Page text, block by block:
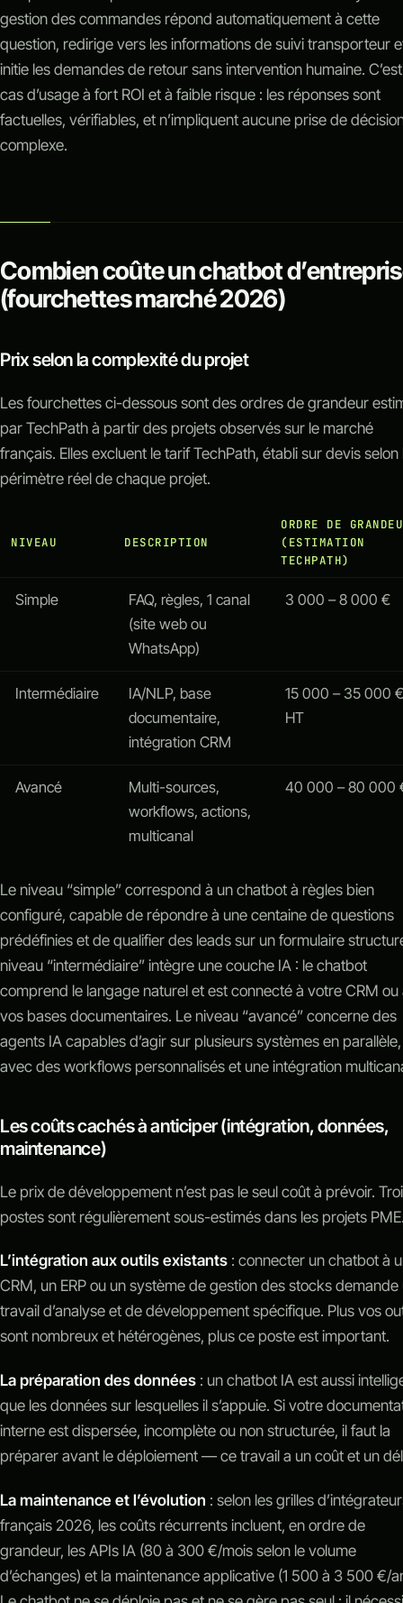
gestion des commandes répond automatiquement à cette
question, redirige vers les informations de suivi transporteur
initie les demandes de retour sans intervention humaine.
cas d’usage à fort ROI et à faible risque : les réponses sont
factuelles, vérifiables, et n’impliquent aucune prise de
complexe.
Combien coûte un chatbot
(fourchettes marché 2026)
Prix selon la complexité du projet
Les fourchettes ci-dessous sont des ordres de grandeur
par TechPath à partir des projets observés sur le marché
français. Elles excluent le tarif TechPath, établi sur devis selon
périmètre réel de chaque projet.
NIVEAU DESCRIPTION
ORDRE DE
(ESTIMATION
TECHPATH)
Simple
FAQ, règles, 1 canal
(site web ou
WhatsApp)
3 000 – 8 000 €
Intermédiaire
IA/NLP, base
documentaire,
intégration CRM
15 000 – 35 000 €
HT
Avancé
Multi-sources,
workflows, actions,
multicanal
40 000 – 80 000
Le niveau “simple” correspond à un chatbot à règles bien
configuré, capable de répondre à une centaine de questions
prédéfinies et de qualifier des leads sur un formulaire
niveau “intermédiaire” intègre une couche IA : le chatbot
comprend le langage naturel et est connecté à votre CRM ou
vos bases documentaires. Le niveau “avancé” concerne des
agents IA capables d’agir sur plusieurs systèmes en parallèle,
avec des workflows personnalisés et une intégration
Les coûts cachés à anticiper (intégration, données,
maintenance)
Le prix de développement n’est pas le seul coût à prévoir.
postes sont régulièrement sous-estimés dans les projets
L’intégration aux outils existants : connecter un chatbot à
CRM, un ERP ou un système de gestion des stocks demande
travail d’analyse et de développement spécifique. Plus vos
sont nombreux et hétérogènes, plus ce poste est important.
La préparation des données : un chatbot IA est aussi
que les données sur lesquelles il s’appuie. Si votre
interne est dispersée, incomplète ou non structurée, il faut la
préparer avant le déploiement — ce travail a un coût et un
La maintenance et l’évolution : selon les grilles
français 2026, les coûts récurrents incluent, en ordre de
grandeur, les APIs IA (80 à 300 €/mois selon le volume
d’échanges) et la maintenance applicative (1 500 à 3 500 €/